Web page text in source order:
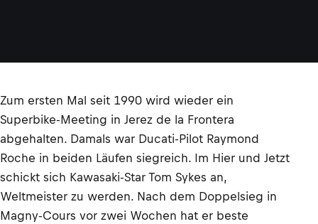
Zum ersten Mal seit 1990 wird wieder ein
Superbike-Meeting in Jerez de la Frontera
abgehalten. Damals war Ducati-Pilot Raymond
Roche in beiden Läufen siegreich. Im Hier und Jetzt
schickt sich Kawasaki-Star Tom Sykes an,
Weltmeister zu werden. Nach dem Doppelsieg in
Magny-Cours vor zwei Wochen hat er beste